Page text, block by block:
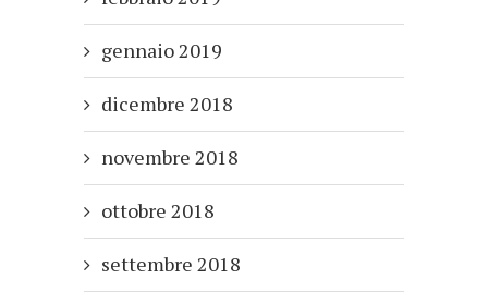
gennaio 2019
dicembre 2018
novembre 2018
ottobre 2018
settembre 2018